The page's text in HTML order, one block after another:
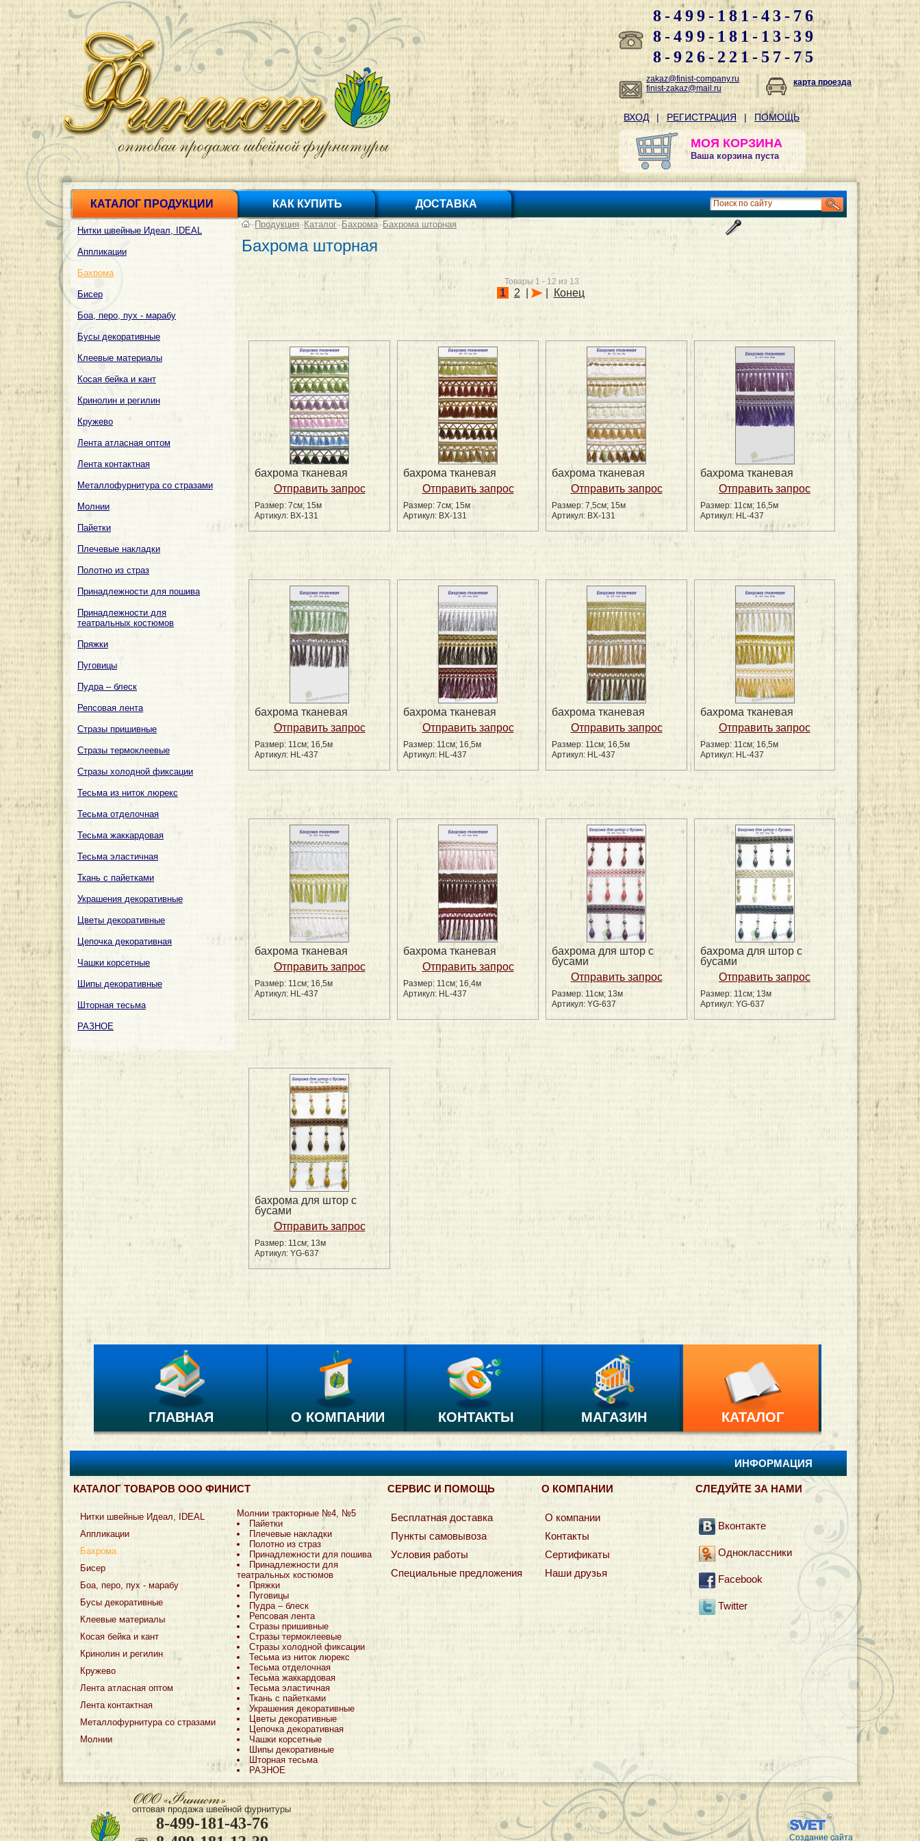
8-499-181-43-76
8-499-181-13-39
8-926-221-57-75
zakaz@finist-company.ru
finist-zakaz@mail.ru
карта проезда
ВХОД | РЕГИСТРАЦИЯ | ПОМОЩЬ
МОЯ КОРЗИНА
Ваша корзина пуста
КАТАЛОГ ПРОДУКЦИИ КАК КУПИТЬ ДОСТАВКА
Нитки швейные Идеал, IDEAL
Аппликации
Бахрома
Бисер
Боа, перо, пух - марабу
Бусы декоративные
Клеевые материалы
Косая бейка и кант
Кринолин и регилин
Кружево
Лента атласная оптом
Лента контактная
Металлофурнитура со стразами
Молнии
Пайетки
Плечевые накладки
Полотно из страз
Принадлежности для пошива
Принадлежности для
театральных костюмов
Пряжки
Пуговицы
Пудра – блеск
Репсовая лента
Стразы пришивные
Стразы термоклеевые
Стразы холодной фиксации
Тесьма из ниток люрекс
Тесьма отделочная
Тесьма жаккардовая
Тесьма эластичная
Ткань с пайетками
Украшения декоративные
Цветы декоративные
Цепочка декоративная
Чашки корсетные
Шипы декоративные
Шторная тесьма
РАЗНОЕ
–Продукция–Каталог–Бахрома–Бахрома шторная
Бахрома шторная
Товары 1 - 12 из 13
1 2 | Конец
бахрома тканевая
Размер: 7см; 15м
Артикул: BX-131
бахрома тканевая
Размер: 7см; 15м
Артикул: BX-131
бахрома тканевая
Размер: 7,5см; 15м
Артикул: BX-131
бахрома тканевая
Размер: 11см; 16,5м
Артикул: HL-437
бахрома тканевая
Размер: 11см; 16,5м
Артикул: HL-437
бахрома тканевая
Размер: 11см; 16,5м
Артикул: HL-437
бахрома тканевая
Размер: 11см; 16,5м
Артикул: HL-437
бахрома тканевая
Размер: 11см; 16,5м
Артикул: HL-437
бахрома тканевая
Размер: 11см; 16,5м
Артикул: HL-437
бахрома тканевая
Размер: 11см; 16,4м
Артикул: HL-437
бахрома для штор с
бусами
Размер: 11см; 13м
Артикул: YG-637
бахрома для штор с
бусами
Размер: 11см; 13м
Артикул: YG-637
бахрома для штор с
бусами
Размер: 11см; 13м
Артикул: YG-637
ГЛАВНАЯ О КОМПАНИИ КОНТАКТЫ МАГАЗИН КАТАЛОГ
ИНФОРМАЦИЯ
КАТАЛОГ ТОВАРОВ ООО ФИНИСТ СЕРВИС И ПОМОЩЬ О КОМПАНИИ СЛЕДУЙТЕ ЗА НАМИ
Нитки швейные Идеал, IDEAL
Аппликации
Бахрома
Бисер
Боа, перо, пух - марабу
Бусы декоративные
Клеевые материалы
Косая бейка и кант
Кринолин и регилин
Кружево
Лента атласная оптом
Лента контактная
Металлофурнитура со стразами
Молнии
Молнии тракторные №4, №5
Пайетки
Плечевые накладки
Полотно из страз
Принадлежности для пошива
Принадлежности для
театральных костюмов
Пряжки
Пуговицы
Пудра – блеск
Репсовая лента
Стразы пришивные
Стразы термоклеевые
Стразы холодной фиксации
Тесьма из ниток люрекс
Тесьма отделочная
Тесьма жаккардовая
Тесьма эластичная
Ткань с пайетками
Украшения декоративные
Цветы декоративные
Цепочка декоративная
Чашки корсетные
Шипы декоративные
Шторная тесьма
РАЗНОЕ
Бесплатная доставка
Пункты самовывоза
Условия работы
Специальные предложения
О компании
Контакты
Сертификаты
Наши друзья
Вконтакте
Одноклассники
Facebook
Twitter
Создание сайта
оптовая продажа швейной фурнитуры
8-499-181-43-76